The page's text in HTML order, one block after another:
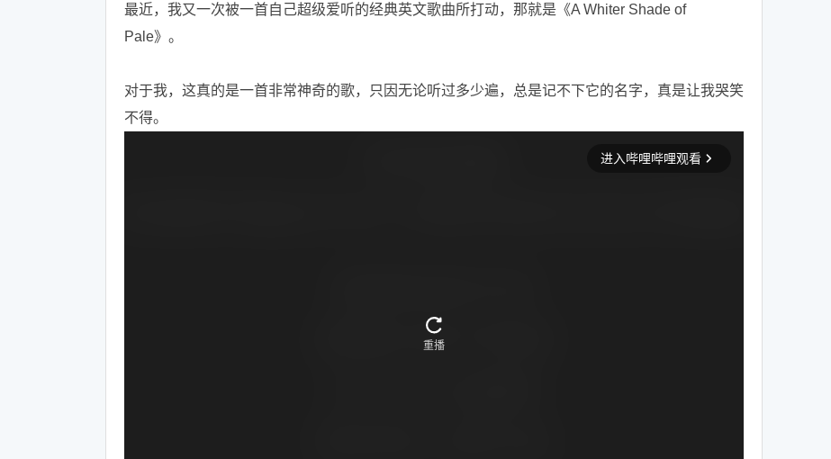
最近，我又一次被一首自己超级爱听的经典英文歌曲所打动，那就是《A Whiter Shade of
Pale》。
对于我，这真的是一首非常神奇的歌，只因无论听过多少遍，总是记不下它的名字，真是让我哭笑
不得。